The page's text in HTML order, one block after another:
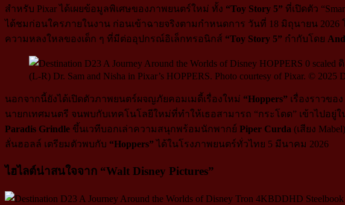
สำหรับ Pixar ได้เผยข้อมูลพิเศษของภาพยนตร์ใหม่ ทั้ง “Toy Story 5” ที่เปิดตัว
ได้ชมก่อนใครภายในงาน ก่อนเข้าฉายจริงตามกำหนดการ วันที่ 18 มิถุนายน 2026
ความหลงใหลของเด็ก ๆ ที่มีต่ออุปกรณ์อิเล็กทรอนิกส์ “Toy Story 5” กำกับโดย
(L-R) Dr. Sam and Nisha in Pixar’s HOPPERS. Photo courtesy of Pixar. © 2025
นอกจากนี้ยังได้เปิดตัวภาพยนตร์ผจญภัยคอมเมดี้เรื่องใหม่ “Hoppers” เรื่องราวขอ
นายกเทศมนตรี จนพบกับเทคโนโลยีใหม่ที่ทำให้เธอสามารถ “กระโดด” เข้าไปอ
Paradis Grindle ขึ้นเวทีบอกเล่าความสนุกพร้อมนักพากย์ Piper Curda (เสียง
ลั่นฮอลล์ เตรียมตัวพบกับ “Hoppers” ได้ในโรงภาพยนตร์ทั่วไทย 5 มีนาคม 2026
ไฮไลต์น่าสนใจจาก “Walt Disney Pictures”